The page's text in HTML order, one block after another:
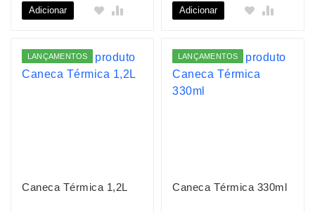
Adicionar Adicionar
LANÇAMENTOS
Caneca Térmica 1,2L
LANÇAMENTOS
Caneca Térmica 330ml